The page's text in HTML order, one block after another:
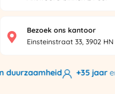
Bezoek ons kantoor
Einsteinstraat 33, 3902
+35 jaar